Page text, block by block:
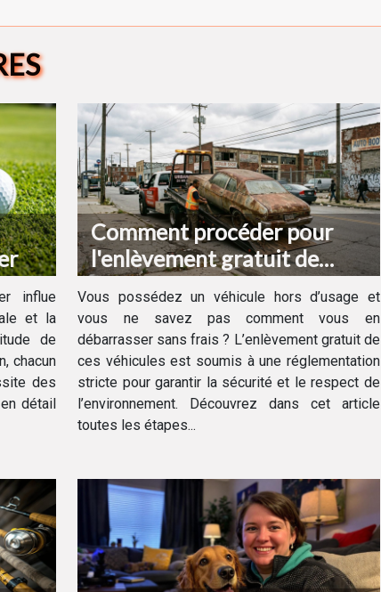
influe
et la
de
chacun
des
détail
Comment procéder pour
l'enlèvement gratuit de
votre véhicule hors d'usage ?
Vous possédez un véhicule hors d’usage et
vous ne savez pas comment vous en
débarrasser sans frais ? L’enlèvement gratuit de
ces véhicules est soumis à une réglementation
stricte pour garantir la sécurité et le respect de
l’environnement. Découvrez dans cet article
toutes les étapes...